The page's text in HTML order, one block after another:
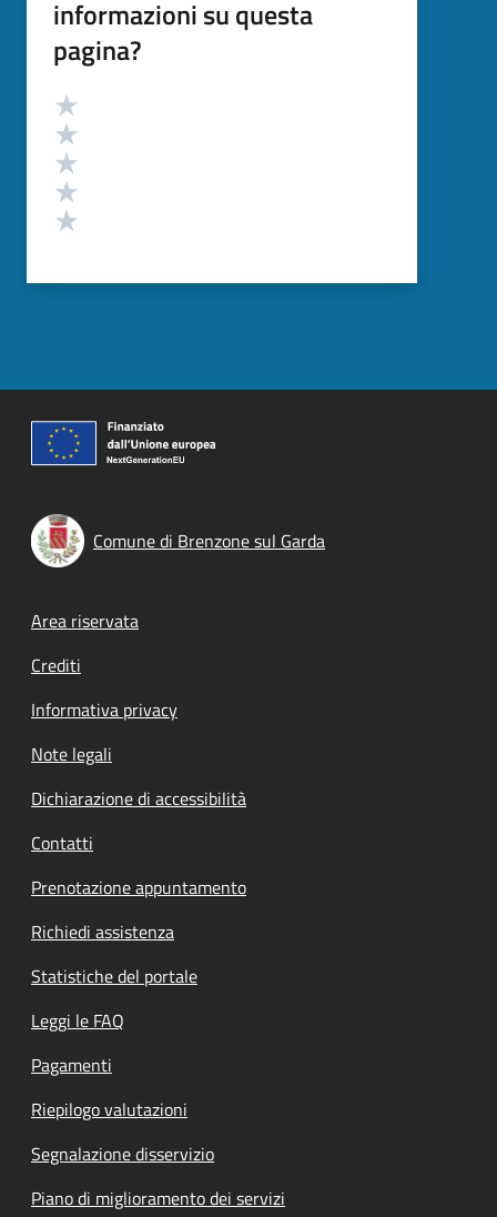
informazioni su questa
pagina?
Valutazione
Comune di Brenzone sul Garda
Footer menu
Area riservata
Crediti
Informativa privacy
Note legali
Dichiarazione di accessibilità
Contatti
Prenotazione appuntamento
Richiedi assistenza
Statistiche del portale
Leggi le FAQ
Pagamenti
Riepilogo valutazioni
Segnalazione disservizio
Piano di miglioramento dei servizi